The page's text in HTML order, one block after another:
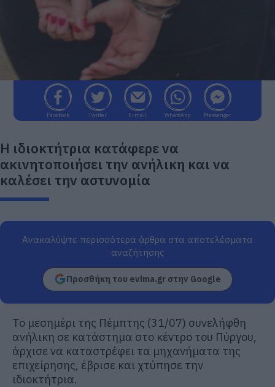
Facebook Twitter E-mail WhatsApp Messenger
Η ιδιοκτήτρια κατάφερε να
ακινητοποιήσει την ανήλικη και να
καλέσει την αστυνομία
Ανακαλύψτε περισσότερα άρθρα στα αποτελέσματα
αναζήτησης
Προσθήκη του evima.gr στην Google
Το μεσημέρι της Πέμπτης (31/07) συνελήφθη
ανήλικη σε κατάστημα στο κέντρο του Πύργου,
άρχισε να καταστρέφει τα μηχανήματα της
επιχείρησης, έβρισε και χτύπησε την
ιδιοκτήτρια.